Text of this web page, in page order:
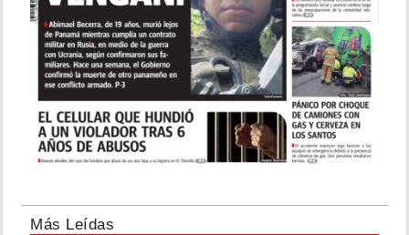
Más Leídas